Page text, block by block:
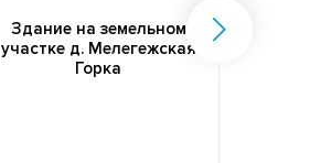
Здание на земельном
участке д. Мелегежская
Горка